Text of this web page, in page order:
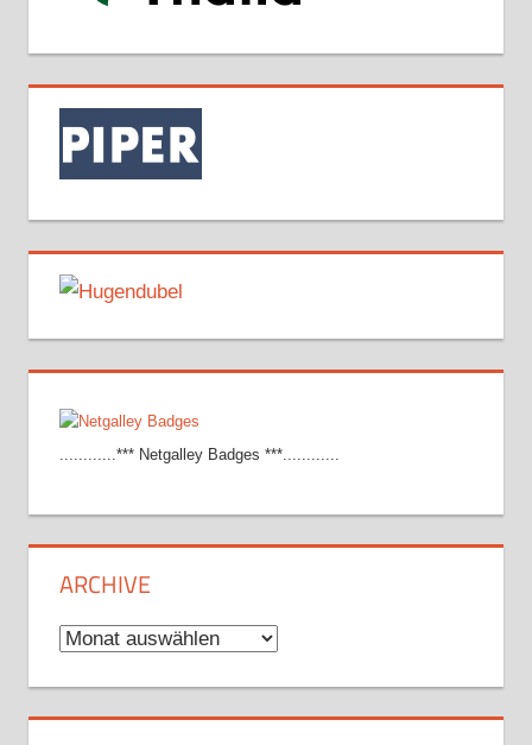
............*** Netgalley Badges ***............
ARCHIVE
Archive